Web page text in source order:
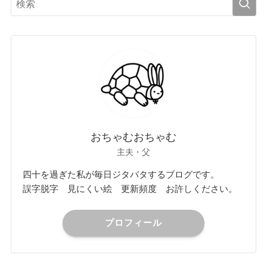
おちゃむおちゃむ
主夫・父
四十を過ぎた私が毎日ジタバタするブログです。
誤字脱字 見にくい絵 更新頻度 お許しください。
プロフィール